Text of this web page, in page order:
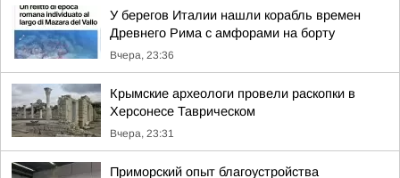
У берегов Италии нашли корабль времен
Древнего Рима с амфорами на борту
Вчера, 23:36
Крымские археологи провели раскопки в
Херсонесе Таврическом
Вчера, 23:31
Приморский опыт благоустройства